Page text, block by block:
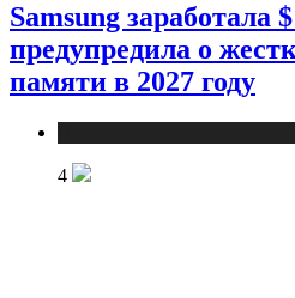
Samsung заработала
предупредила о
памяти в 2027 году
4